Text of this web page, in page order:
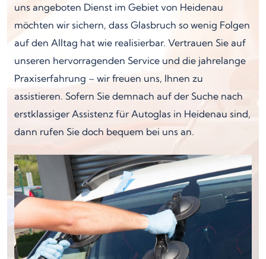
uns angeboten Dienst im Gebiet von Heidenau
möchten wir sichern, dass Glasbruch so wenig Folgen
auf den Alltag hat wie realisierbar. Vertrauen Sie auf
unseren hervorragenden Service und die jahrelange
Praxiserfahrung – wir freuen uns, Ihnen zu
assistieren. Sofern Sie demnach auf der Suche nach
erstklassiger Assistenz für Autoglas in Heidenau sind,
dann rufen Sie doch bequem bei uns an.